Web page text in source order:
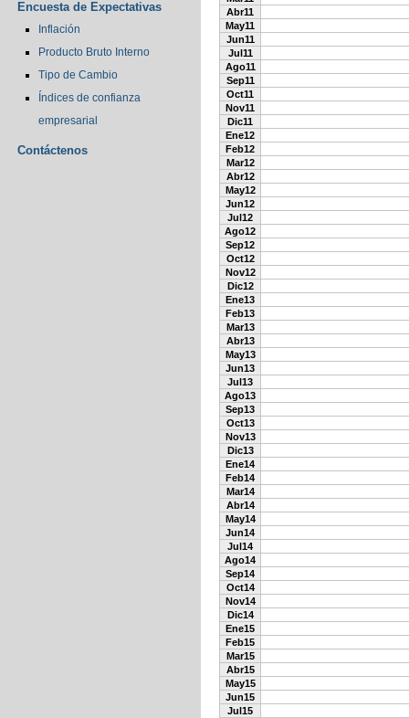
Encuesta de Expectativas
Inflación
Producto Bruto Interno
Tipo de Cambio
Índices de confianza
empresarial
Contáctenos
Abr11
May11
Jun11
Jul11
Ago11
Sep11
Oct11
Nov11
Dic11
Ene12
Feb12
Mar12
Abr12
May12
Jun12
Jul12
Ago12
Sep12
Oct12
Nov12
Dic12
Ene13
Feb13
Mar13
Abr13
May13
Jun13
Jul13
Ago13
Sep13
Oct13
Nov13
Dic13
Ene14
Feb14
Mar14
Abr14
May14
Jun14
Jul14
Ago14
Sep14
Oct14
Nov14
Dic14
Ene15
Feb15
Mar15
Abr15
May15
Jun15
Jul15